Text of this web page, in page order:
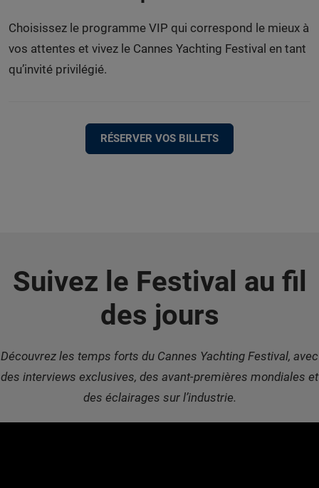
Choisissez le programme VIP qui correspond le mieux à
vos attentes et vivez le Cannes Yachting Festival en tant
qu’invité privilégié.
RÉSERVER VOS BILLETS
Suivez le Festival au fil
des jours
Découvrez les temps forts du Cannes Yachting Festival, avec
des interviews exclusives, des avant-premières mondiales et
des éclairages sur l’industrie.